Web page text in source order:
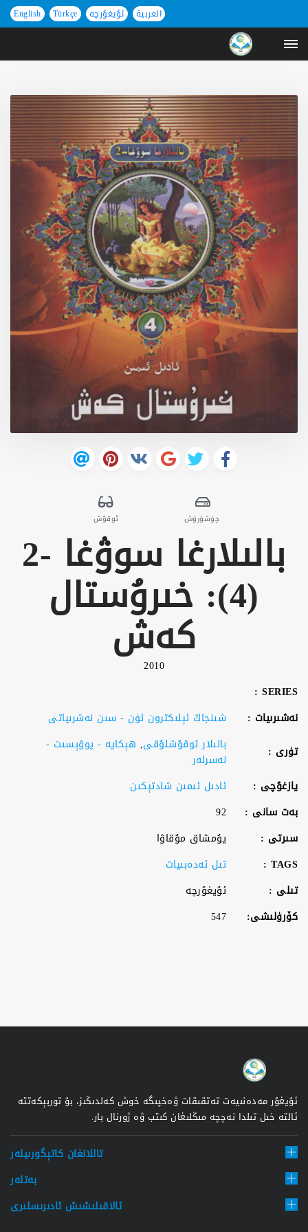
English Türkçe ئۇيغۇرچە العربية
چۈشۈرۈش ئوقۇش
بالىلارغا سوۋغا -2
(4): خىرۇستال
كەش
2010
SERIES :
نەشىرىيات :
شىنجاڭ ئېلىكترون ئۈن - سىن نەشرىياتى
تۈرى :
بالىلار ئوقۇشلۇقى, ھېكايە - پوۋېسىت -
نەسرلەر
يازغۇچى :
ئادىل ئىمىن شادتېكىن
بەت سانى :
92
سىرتى :
يۇمشاق مۇقاۋا
TAGS :
تىل ئەدەبىيات
تىلى :
ئۇيغۇرچە
كۆرۈلىشى:
547
ئۇيغۇر مەدەنىيەت تەتقىقات ۋەخپىگە خوش كەلدىڭىز، بۇ توربېكەتتە
ئالتە خىل تىلدا نەچچە مىڭلىغان كىتب ۋە ژورنال بار.
تاللانغان كاتېگورىيلەر
بەتلەر
ئالاقىلىشىش ئادىرىسلىرى